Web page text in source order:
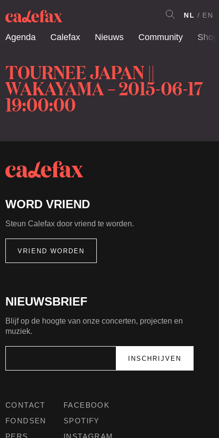
Agenda Calefax Nieuws Community Shop
NL EN
TOURNEE JAPAN ||
WAKAYAMA – 2015-06-17
19:00:00
CONTACT
FONDSEN
PERS
FACEBOOK
SPOTIFY
INSTAGRAM
NIEUWSBRIEF
Blijf op de hoogte van onze concerten, projecten en
muziek.
WORD VRIEND
Steun Calefax door vriend te worden.
VRIEND WORDEN